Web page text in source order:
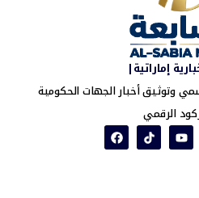
إماراتية|
وتوثيق أخبار الجهات الحكومية
الرقمي